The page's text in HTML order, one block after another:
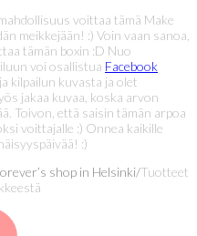
voittaa tämä Make
meikkejään! :) Voin vaan sanoa,
tämän boxin :D Nuo
voi osallistua Facebook
kilpailun kuvasta ja olet
jakaa kuvaa, koska arvon
Toivon, että saisin tämän arpoa
voittajalle :) Onnea kaikille
:)
shop in Helsinki/Tuotteet